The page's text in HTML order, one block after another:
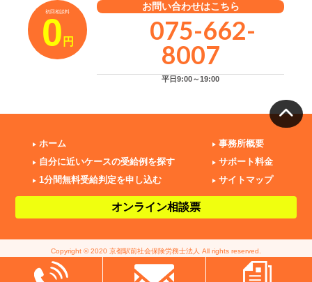
初回相談料
0 円
お問い合わせはこちら
075-662-
8007
平日9:00～19:00
ホーム
自分に近いケースの受給例を探す
1分間無料受給判定を申し込む
事務所概要
サポート料金
サイトマップ
オンライン相談票
Copyright © 2020 京都駅前社会保険労務士法人 All rights reserved.